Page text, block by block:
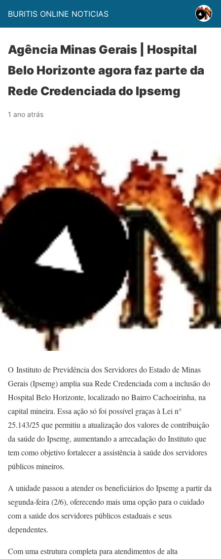
BURITIS ONLINE NOTICIAS
Agência Minas Gerais | Hospital
Belo Horizonte agora faz parte da
Rede Credenciada do Ipsemg
1 ano atrás
O Instituto de Previdência dos Servidores do Estado de Minas
Gerais (Ipsemg) amplia sua Rede Credenciada com a inclusão do
Hospital Belo Horizonte, localizado no Bairro Cachoeirinha, na
capital mineira. Essa ação só foi possível graças à Lei n°
25.143/25 que permitiu a atualização dos valores de contribuição
da saúde do Ipsemg, aumentando a arrecadação do Instituto que
tem como objetivo fortalecer a assistência à saúde dos servidores
públicos mineiros.
A unidade passou a atender os beneficiários do Ipsemg a partir da
segunda-feira (2/6), oferecendo mais uma opção para o cuidado
com a saúde dos servidores públicos estaduais e seus
dependentes.
Com uma estrutura completa para atendimentos de alta